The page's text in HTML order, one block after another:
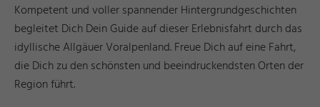
Kompetent und voller spannender Hintergrundgeschichten
begleitet Dich Dein Guide auf dieser Erlebnisfahrt durch das
idyllische Allgäuer Voralpenland. Freue Dich auf eine Fahrt,
die Dich zu den schönsten und beeindruckendsten Orten der
Region führt.